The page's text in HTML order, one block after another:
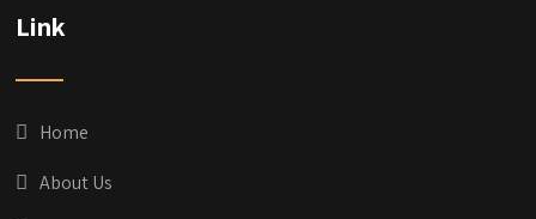
Link
Home
About Us